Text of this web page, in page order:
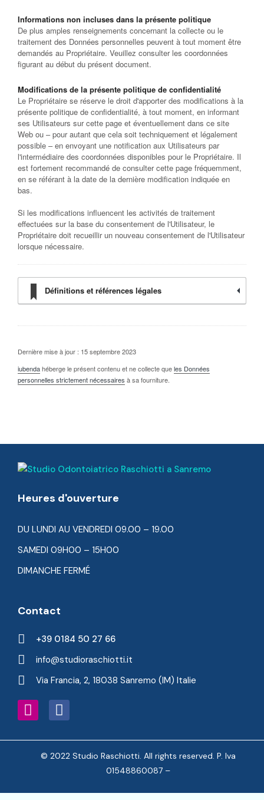
Informations non incluses dans la présente politique
De plus amples renseignements concernant la collecte ou le
traitement des Données personnelles peuvent à tout moment être
demandés au Propriétaire. Veuillez consulter les coordonnées
figurant au début du présent document.
Modifications de la présente politique de confidentialité
Le Propriétaire se réserve le droit d'apporter des modifications à la
présente politique de confidentialité, à tout moment, en informant
ses Utilisateurs sur cette page et éventuellement dans ce site
Web ou – pour autant que cela soit techniquement et légalement
possible – en envoyant une notification aux Utilisateurs par
l'intermédiaire des coordonnées disponibles pour le Propriétaire. Il
est fortement recommandé de consulter cette page fréquemment,
en se référant à la date de la dernière modification indiquée en
bas.
Si les modifications influencent les activités de traitement
effectuées sur la base du consentement de l'Utilisateur, le
Propriétaire doit recueillir un nouveau consentement de l'Utilisateur
lorsque nécessaire.
Définitions et références légales
Dernière mise à jour : 15 septembre 2023
iubendahéberge le présent contenu et ne collecte queles Données
personnelles strictement nécessaires à sa fourniture.
Heures d'ouverture
DU LUNDI AU VENDREDI 09.00 – 19.00
SAMEDI 09H00 – 15H00
DIMANCHE FERMÉ
Contact
+39 0184 50 27 66
info@studioraschiotti.it
Via Francia, 2, 18038 Sanremo (IM) Italie
© 2022 Studio Raschiotti. All rights reserved. P. Iva
01548860087 –